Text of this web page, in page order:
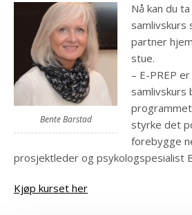
Bente Barstad
Nå kan du
samlivskurs
partner
stue.
– E-PREP
samlivskurs
styrke det
forebygge
prosjektleder og psykologspesialist
Kjøp kurset her